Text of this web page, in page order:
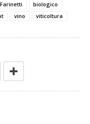
biologico
vino viticoltura